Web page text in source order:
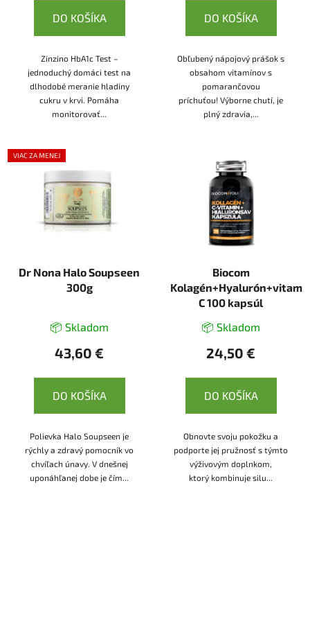
DO KOŠÍKA
Zinzino HbA1c Test –
jednoduchý domáci test na
dlhodobé meranie hladiny
cukru v krvi. Pomáha
monitorovať...
DO KOŠÍKA
Obľubený nápojový prášok s
obsahom vitamínov s
pomarančovou
príchuťou! Výborne chutí, je
plný zdravia,...
VIAC ZA MENEJ
Dr Nona Halo Soupseen
300g
📦 Skladom
43,60 €
DO KOŠÍKA
Polievka Halo Soupseen je
rýchly a zdravý pomocník vo
chvíľach únavy. V dnešnej
uponáhľanej dobe je čím...
Biocom
C 100 kapsúl
📦 Skladom
24,50 €
DO KOŠÍKA
Obnovte svoju pokožku a
podporte jej pružnosť s týmto
výživovým doplnkom,
ktorý kombinuje silu...